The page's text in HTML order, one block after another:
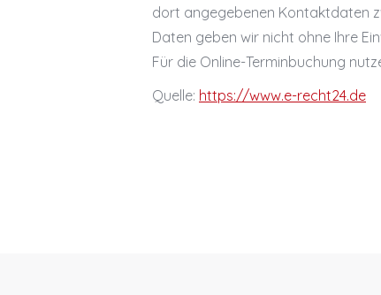
dort angegebenen Kontaktdaten
Daten geben wir nicht ohne Ihre
Für die Online-Terminbuchung
Quelle: https://www.e-recht24.de